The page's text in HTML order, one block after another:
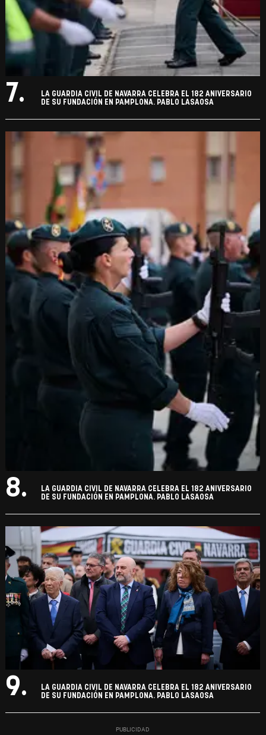
7.
LA GUARDIA CIVIL DE NAVARRA CELEBRA EL 182 ANIVERSARIO
DE SU FUNDACIÓN EN PAMPLONA. PABLO LASAOSA
8.
LA GUARDIA CIVIL DE NAVARRA CELEBRA EL 182 ANIVERSARIO
DE SU FUNDACIÓN EN PAMPLONA. PABLO LASAOSA
9.
LA GUARDIA CIVIL DE NAVARRA CELEBRA EL 182 ANIVERSARIO
DE SU FUNDACIÓN EN PAMPLONA. PABLO LASAOSA